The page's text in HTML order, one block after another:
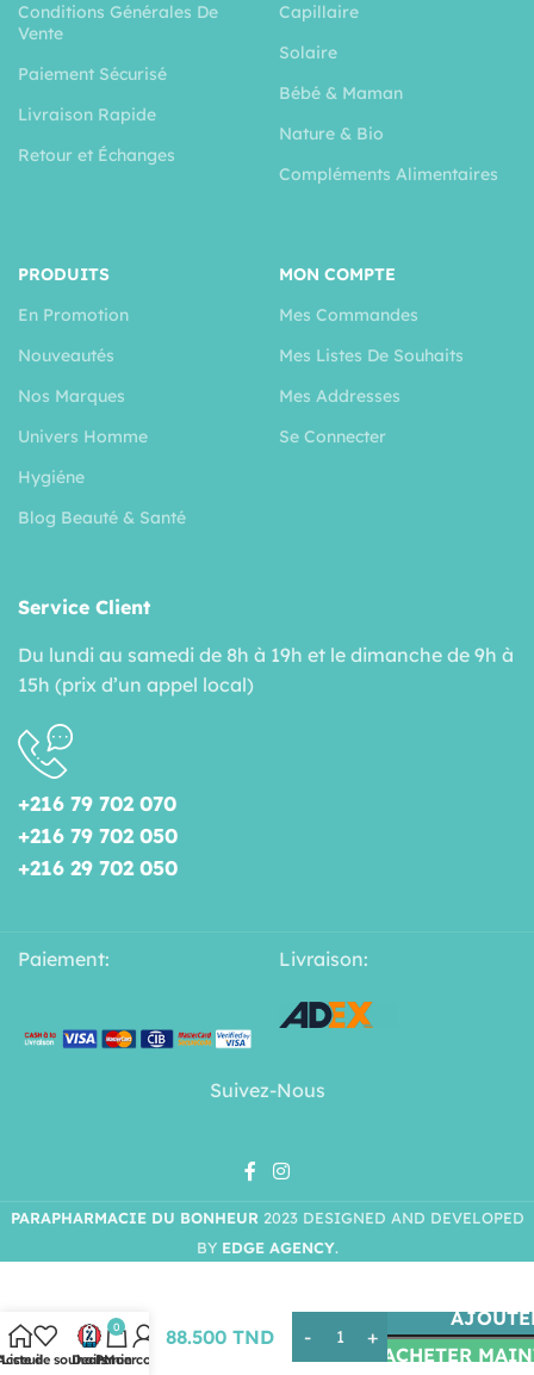
Conditions Générales De
Vente
Paiement Sécurisé
Livraison Rapide
Retour et Échanges
Capillaire
Solaire
Bébé & Maman
Nature & Bio
Compléments Alimentaires
PRODUITS
En Promotion
Nouveautés
Nos Marques
Univers Homme
Hygiéne
Blog Beauté & Santé
MON COMPTE
Mes Commandes
Mes Listes De Souhaits
Mes Addresses
Se Connecter
Service Client
Du lundi au samedi de 8h à 19h et le dimanche de 9h à
15h (prix d’un appel local)
+216 79 702 070
+216 79 702 050
+216 29 702 050
Paiement: Livraison:
Suivez-Nous
PARAPHARMACIE DU BONHEUR 2023 DESIGNED AND DEVELOPED
BY EDGE AGENCY.
Vinosun
Spray
Invisible
Haute
88.500 TND
ACHETER
Liste de souhaits
Deals
0
Panier
Mon compte